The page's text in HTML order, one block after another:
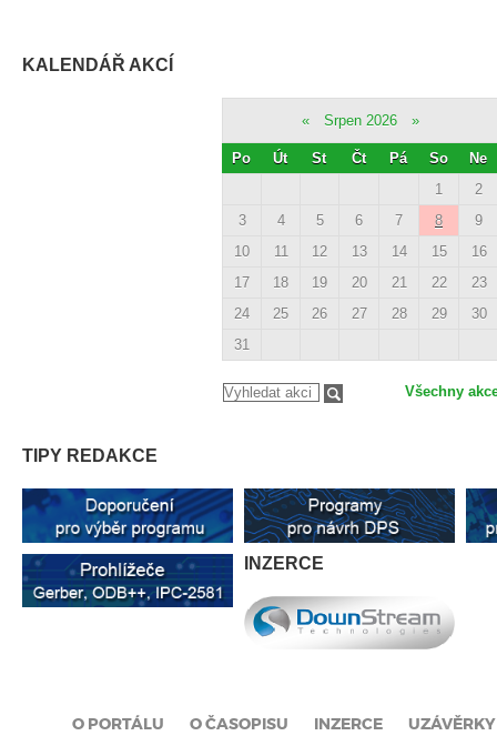
KALENDÁŘ AKCÍ
« Srpen 2026 »
Po Út St Čt Pá So
Ne
1
2
3
4 5 6 7 8
9
10
11 12 13 14 15
16
17
18 19 20 21 22
23
24
25 26 27 28 29
30
31
Všechny
TIPY REDAKCE
INZERCE
O PORTÁLU O ČASOPISU INZERCE UZÁVĚRKY